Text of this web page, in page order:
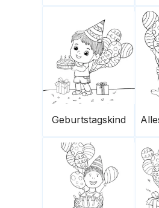
Geburtstagskind